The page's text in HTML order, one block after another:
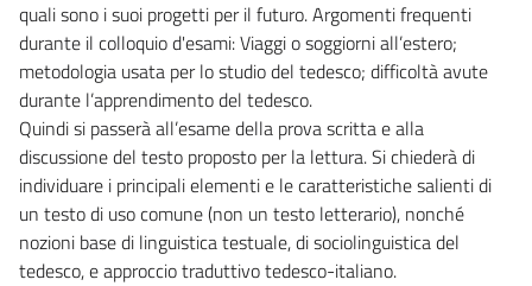
quali sono i suoi progetti per il futuro. Argomenti frequenti
durante il colloquio d'esami: Viaggi o soggiorni all’estero;
metodologia usata per lo studio del tedesco; difficoltà avute
durante l’apprendimento del tedesco.
Quindi si passerà all’esame della prova scritta e alla
discussione del testo proposto per la lettura. Si chiederà di
individuare i principali elementi e le caratteristiche salienti di
un testo di uso comune (non un testo letterario), nonché
nozioni base di linguistica testuale, di sociolinguistica del
tedesco, e approccio traduttivo tedesco-italiano.